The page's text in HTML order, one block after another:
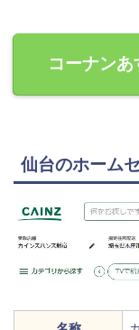
コーナンあ
仙台のホーム